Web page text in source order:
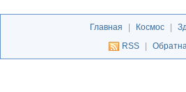
Главная | Космос |
RSS
|